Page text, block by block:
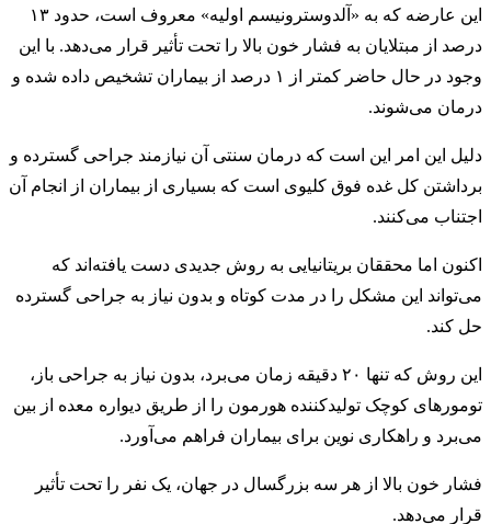
این عارضه که به «آلدوسترونیسم اولیه» معروف است، حدود ۱۳
درصد از مبتلایان به فشار خون بالا را تحت تأثیر قرار می‌دهد. با این
وجود در حال حاضر کمتر از ۱ درصد از بیماران تشخیص داده شده و
درمان می‌شوند.
دلیل این امر این است که درمان سنتی آن نیازمند جراحی گسترده و
برداشتن کل غده فوق کلیوی است که بسیاری از بیماران از انجام آن
اجتناب می‌کنند.
اکنون اما محققان بریتانیایی به روش جدیدی دست یافته‌اند که
می‌تواند این مشکل را در مدت کوتاه و بدون نیاز به جراحی گسترده
حل کند.
این روش که تنها ۲۰ دقیقه زمان می‌برد، بدون نیاز به جراحی باز،
تومورهای کوچک تولیدکننده هورمون را از طریق دیواره معده از بین
می‌برد و راهکاری نوین برای بیماران فراهم می‌آورد.
فشار خون بالا از هر سه بزرگسال در جهان، یک نفر را تحت تأثیر
قرار می‌دهد.